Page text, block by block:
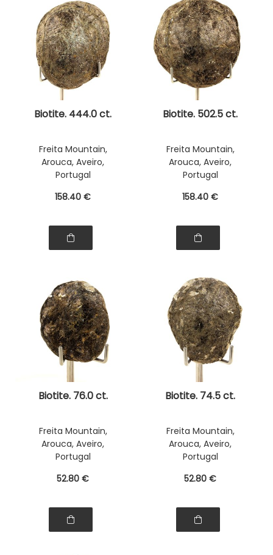
Biotite. 444.0 ct.
Freita Mountain,
Arouca, Aveiro,
Portugal
158.40 €
Biotite. 502.5 ct.
Freita Mountain,
Arouca, Aveiro,
Portugal
158.40 €
Biotite. 76.0 ct.
Freita Mountain,
Arouca, Aveiro,
Portugal
52.80 €
Biotite. 74.5 ct.
Freita Mountain,
Arouca, Aveiro,
Portugal
52.80 €